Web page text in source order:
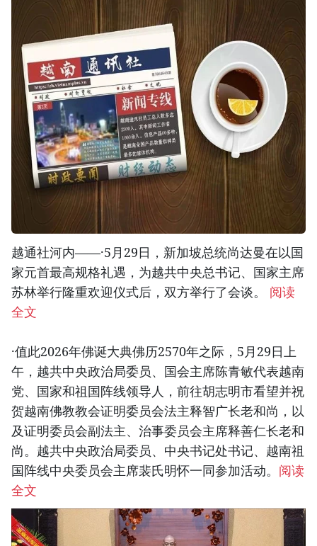
越通社河内——·5月29日，新加坡总统尚达曼在以国
家元首最高规格礼遇，为越共中央总书记、国家主席
苏林举行隆重欢迎仪式后，双方举行了会谈。 阅读
全文
·值此2026年佛诞大典佛历2570年之际，5月29日上
午，越共中央政治局委员、国会主席陈青敏代表越南
党、国家和祖国阵线领导人，前往胡志明市看望并祝
贺越南佛教教会证明委员会法主释智广长老和尚，以
及证明委员会副法主、治事委员会主席释善仁长老和
尚。越共中央政治局委员、中央书记处书记、越南祖
国阵线中央委员会主席裴氏明怀一同参加活动。 阅读
全文